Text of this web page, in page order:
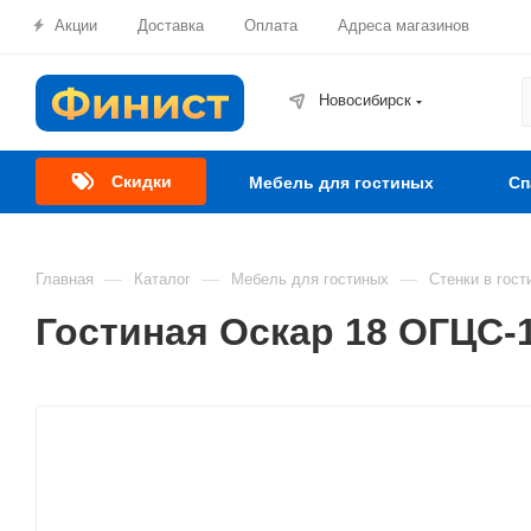
Акции Доставка Оплата Адреса магазинов
Новосибирск
Скидки Мебель для гостиных
Главная — Каталог — Мебель для гостиных — Стенки в
Гостиная Оскар 18 ОГЦС-